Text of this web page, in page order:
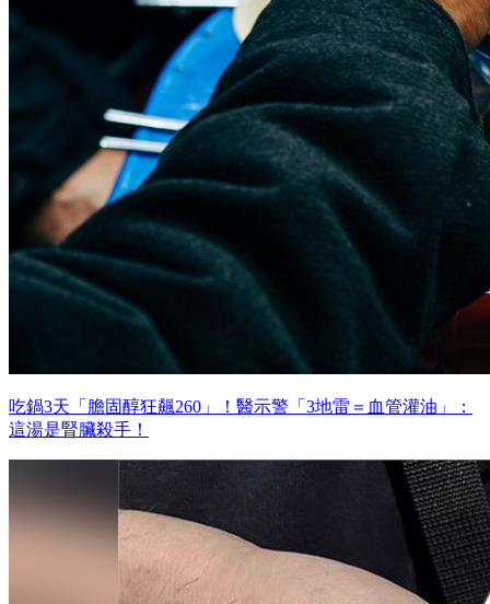
吃鍋3天「膽固醇狂飆260」！醫示警「3地雷＝血管灌油」：
這湯是腎臟殺手！